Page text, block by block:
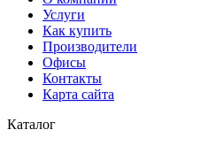
Услуги
Как купить
Производители
Офисы
Контакты
Карта сайта
Каталог